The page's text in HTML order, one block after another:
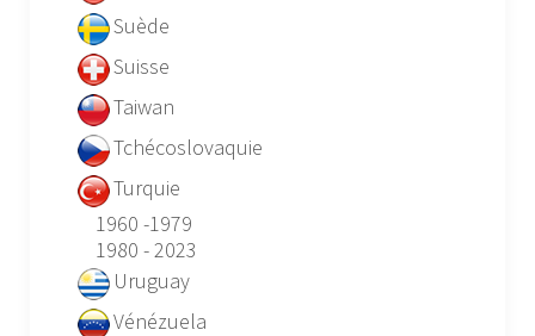
Suède
Suisse
Taiwan
Tchécoslovaquie
Turquie
1960 -1979
1980 - 2023
Uruguay
Vénézuela